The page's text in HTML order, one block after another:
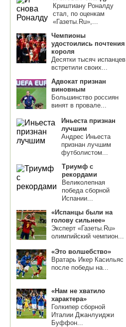
Криштиану Роналду
стал, по оценкам
«Газеты.Ru»,...
Чемпионы
удостоились почтения
короля
Десятки тысяч испанцев
встретили своих...
Адвокат признан
виновным
Большинство россиян
винят в провале...
Иньеста признан
лучшим
Андрес Иньеста
признан лучшим
футболистом...
Триумф с
рекордами
Великолепная
победа сборной
Испании...
«Испанцы были на
голову сильнее»
Эксперт «Газеты.Ru»
олимпийский чемпион...
«Это волшебство»
Вратарь Икер Касильяс
после победы на...
«Нам не хватило
характера»
Голкипер сборной
Италии Джанлуиджи
Буффон...